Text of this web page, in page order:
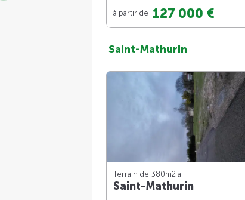
à partir de 127 000 €
Saint-Mathurin
Terrain de 380m2 à
Saint-Mathurin